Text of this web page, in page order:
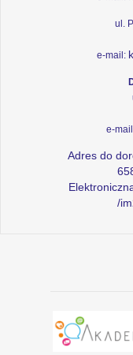
ul.
e-mail:
e-
Adres do
/